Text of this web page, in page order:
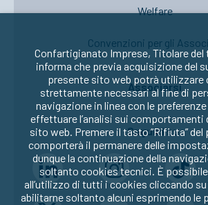
Welfare
Convenzioni per gli
Associarsi
Seguici su:
Confartigianato Imprese, Titolare
informa che previa acquisizione del
presente sito web potrà utilizzare
strettamente necessari al fine di
navigazione in linea con le preferenze
effettuare l’analisi sui comportamenti
sito web. Premere il tasto “Rifiuta” del
comporterà il permanere delle
dunque la continuazione della
soltanto cookies tecnici. È
all’utilizzo di tutti i cookies cliccando su
abilitarne soltanto alcuni esprimendo le